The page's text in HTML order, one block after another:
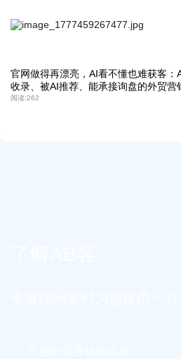
官网做得再漂亮，AI看不懂也难获客
收录、被AI推荐、能承接询盘的外贸营
阅读:262